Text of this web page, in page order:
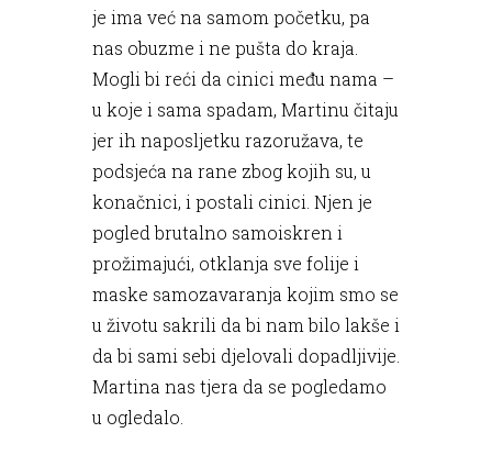
je ima već na samom početku, pa
nas obuzme i ne pušta do kraja.
Mogli bi reći da cinici među nama –
u koje i sama spadam, Martinu čitaju
jer ih naposljetku razoružava, te
podsjeća na rane zbog kojih su, u
konačnici, i postali cinici. Njen je
pogled brutalno samoiskren i
prožimajući, otklanja sve folije i
maske samozavaranja kojim smo se
u životu sakrili da bi nam bilo lakše i
da bi sami sebi djelovali dopadljivije.
Martina nas tjera da se pogledamo
u ogledalo.